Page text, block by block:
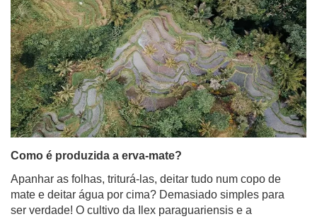
Como é produzida a erva-mate?
Apanhar as folhas, triturá-las, deitar tudo num copo de
mate e deitar água por cima? Demasiado simples para
ser verdade! O cultivo da Ilex paraguariensis e a